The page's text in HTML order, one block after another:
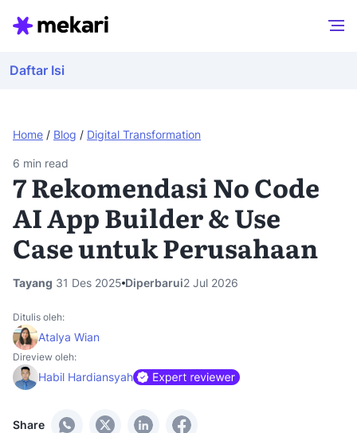
Home / Blog / Digital Transformation
Daftar Isi
6 min read
7 Rekomendasi No Code
AI App Builder & Use
Case untuk Perusahaan
Tayang 31 Des 2025 Diperbarui2 Jul 2026
Share
Ditulis oleh:
Atalya Wian
Direview oleh:
Habil Hardiansyah